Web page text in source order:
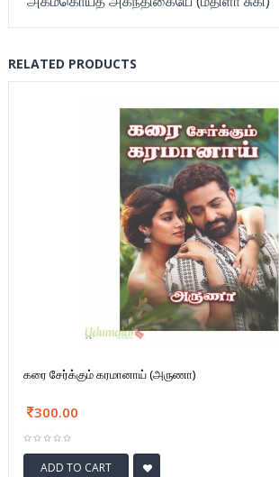
RELATED PRODUCTS
கரை சேர்க்கும் கரமானாய் (அருணா)
300.00
ADD TO CART